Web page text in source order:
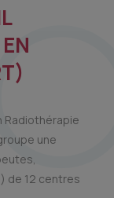
Radiothérapie
une
de 12 centres